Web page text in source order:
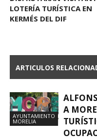
LOTERÍA TURÍSTICA EN
KERMÉS DEL DIF
ARTICULOS
AYUNTAMIENTO
MORELIA
A